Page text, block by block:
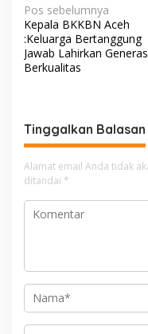
N
a
v
a
s
i
p
o
Pos sebelumnya
Kepala BKKBN Aceh
:Keluarga Bertanggung
Jawab Lahirkan
Berkualitas
Tinggalkan Balasan
Alamat email Anda tidak
ditandai *